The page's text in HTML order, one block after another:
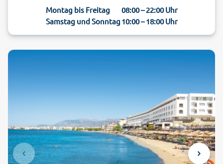
Montag bis Freitag
08:00 – 22:00 Uhr
Samstag und Sonntag10:00 – 18:00 Uhr